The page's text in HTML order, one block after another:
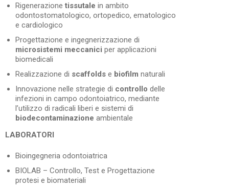
Rigenerazione tissutale in ambito
odontostomatologico, ortopedico, ematologico
e cardiologico
Progettazione e ingegnerizzazione di
microsistemi meccanici per applicazioni
biomedicali
Realizzazione di scaffolds e biofilm naturali
Innovazione nelle strategie di controllo delle
infezioni in campo odontoiatrico, mediante
l’utilizzo di radicali liberi e sistemi di
biodecontaminazione ambientale
LABORATORI
Bioingegneria odontoiatrica
BIOLAB – Controllo, Test e Progettazione
protesi e biomateriali